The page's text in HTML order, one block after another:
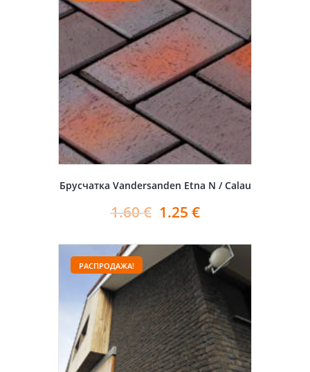
Брусчатка Vandersanden Etna N / Calau
1.60€ 1.25 €
РАСПРОДАЖА!